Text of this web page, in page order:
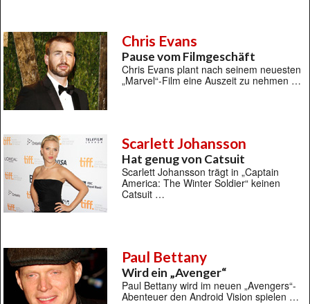
Chris Evans
Pause vom Filmgeschäft
Chris Evans plant nach seinem neuesten
„Marvel“-Film eine Auszeit zu nehmen …
Scarlett Johansson
Hat genug von Catsuit
Scarlett Johansson trägt in „Captain
America: The Winter Soldier“ keinen
Catsuit …
Paul Bettany
Wird ein „Avenger“
Paul Bettany wird im neuen „Avengers“-
Abenteuer den Android Vision spielen …